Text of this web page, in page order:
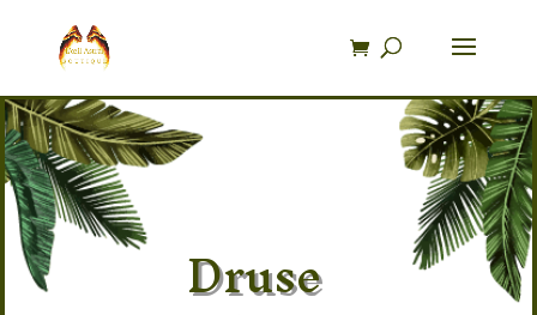
produits
Druse